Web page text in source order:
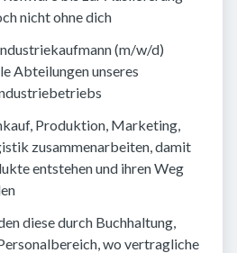
nicht ohne dich
(m/w/d)
Abteilungen unseres
Produktion, Marketing,
zusammenarbeiten, damit
entstehen und ihren Weg
diese durch Buchhaltung,
wo vertragliche